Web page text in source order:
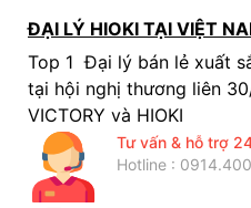
ĐẠI LÝ HIOKI TẠI VIỆT
Top 1 Đại lý bán lẻ xuất
tại hội nghị thương liên
VICTORY và HIOKI
Tư vấn & hỗ trợ
Hotline :